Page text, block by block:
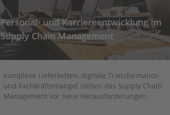
Personal- und Karriereentwicklung im
Supply Chain Management
Komplexe Lieferketten, digitale Transformation
und Fachkräftemangel stellen das Supply Chain
Management vor neue Herausforderungen.